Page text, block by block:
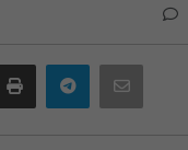
Print Telegram